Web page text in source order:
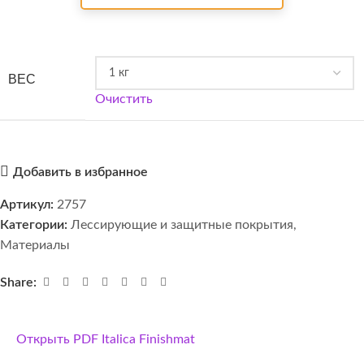
ВЕС
Очистить
Добавить в избранное
Артикул: 2757
Категории: Лессирующие и защитные покрытия,
Материалы
Share:
Открыть PDF Italica Finishmat